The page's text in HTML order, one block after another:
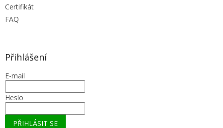
Certifikát
FAQ
Přihlášení
E-mail
Heslo
PŘIHLÁSIT SE